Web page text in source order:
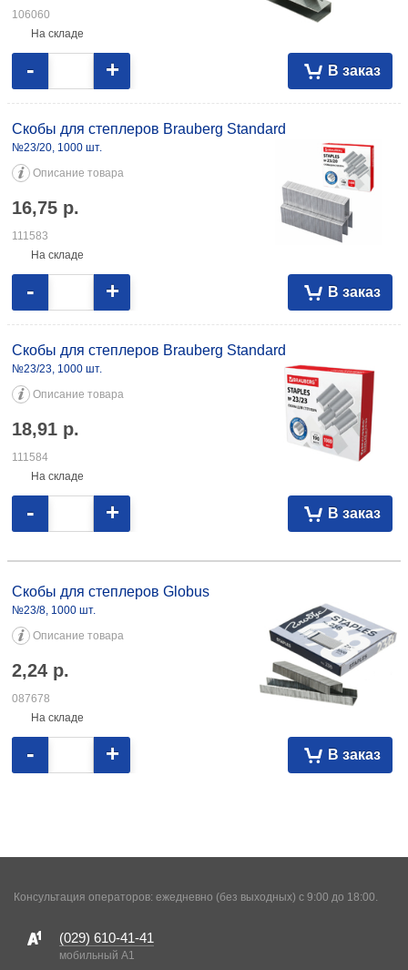
106060
На складе
В заказ
- +
Скобы для степлеров Brauberg Standard
№23/20, 1000 шт.
Описание товара
16,75 р.
111583
На складе
В заказ
- +
Скобы для степлеров Brauberg Standard
№23/23, 1000 шт.
Описание товара
18,91 р.
111584
На складе
В заказ
- +
Скобы для степлеров Globus
№23/8, 1000 шт.
Описание товара
2,24 р.
087678
На складе
В заказ
- +
Консультация операторов: ежедневно (без выходных) с 9:00 до 18:00.
(029) 610-41-41
мобильный A1